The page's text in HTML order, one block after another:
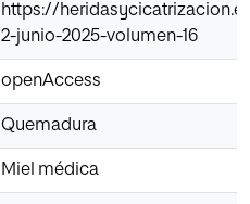
https://
2-junio-2025-volumen-16
openAccess
Quemadura
Miel médica